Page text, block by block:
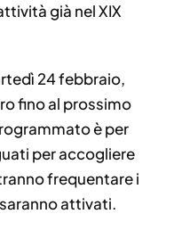
già nel XIX
24 febbraio,
fino al prossimo
è per
per accogliere
frequentare i
attivati.